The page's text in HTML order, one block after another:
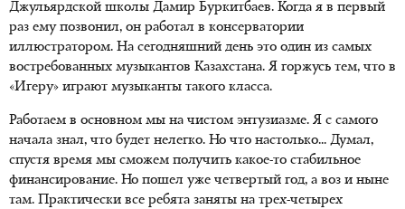
Джульярдской школы Дамир Буркитбаев. Когда я в первый
раз ему позвонил, он работал в консерватории
иллюстратором. На сегодняшний день это один из самых
востребованных музыкантов Казахстана. Я горжусь тем, что в
«Игеру» играют музыканты такого класса.
Работаем в основном мы на чистом энтузиазме. Я с самого
начала знал, что будет нелегко. Но что настолько... Думал,
спустя время мы сможем получить какое-то стабильное
финансирование. Но пошел уже четвертый год, а воз и ныне
там. Практически все ребята заняты на трех-четырех